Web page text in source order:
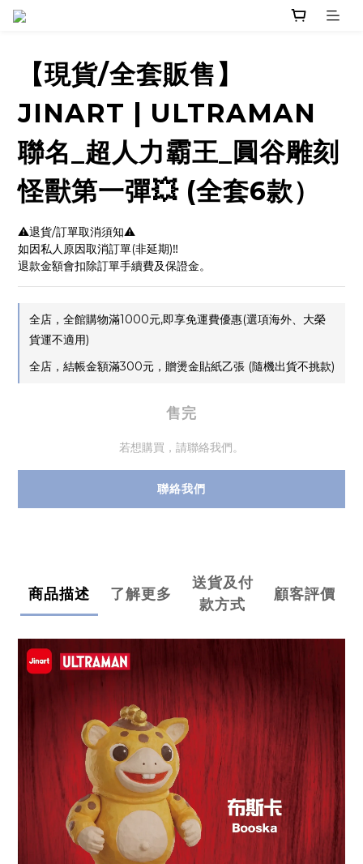
【現貨/全套販售】
JINART | ULTRAMAN
聯名_超人力霸王_圓谷雕刻
怪獸第一彈💥 (全套6款）
⚠️退貨/訂單取消須知⚠️
如因私人原因取消訂單(非延期)‼️
退款金額會扣除訂單手續費及保證金。
全店，全館購物滿1000元,即享免運費優惠(選項海外、大榮
貨運不適用)
全店，結帳金額滿300元，贈燙金貼紙乙張 (隨機出貨不挑款)
售完
若想購買，請聯絡我們。
聯絡我們
商品描述 了解更多
送貨及付
款方式
顧客評價